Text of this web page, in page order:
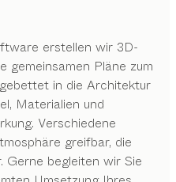
erstellen wir 3D-
gemeinsamen Pläne zum
in die Architektur
Materialien und
Verschiedene
greifbar, die
Gerne begleiten wir Sie